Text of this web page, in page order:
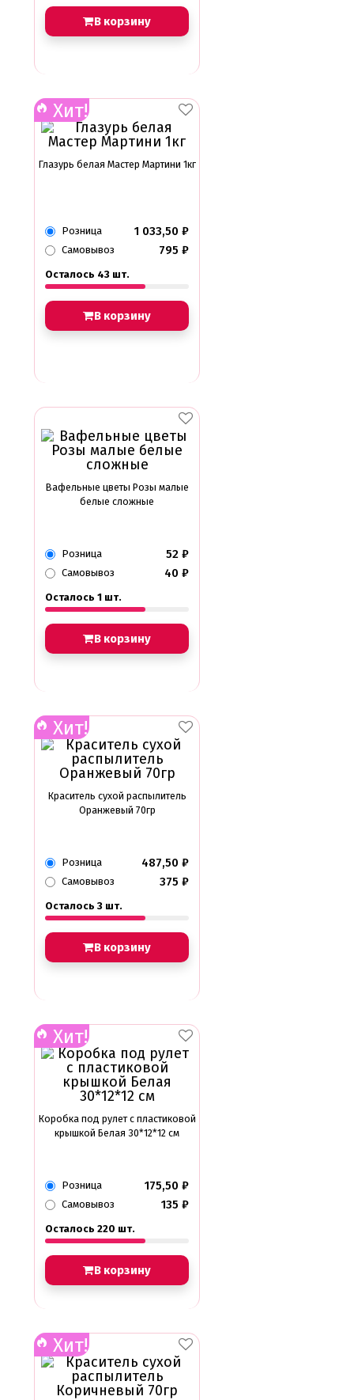
В корзину
Хит!
Глазурь белая Мастер Мартини 1кг
Розница 1 033,50 ₽
Самовывоз 795 ₽
Осталось 43 шт.
В корзину
Вафельные цветы Розы малые
белые сложные
Розница 52 ₽
Самовывоз 40 ₽
Осталось 1 шт.
В корзину
Хит!
Краситель сухой распылитель
Оранжевый 70гр
Розница 487,50 ₽
Самовывоз 375 ₽
Осталось 3 шт.
В корзину
Хит!
Коробка под рулет с пластиковой
крышкой Белая 30*12*12 см
Розница 175,50 ₽
Самовывоз 135 ₽
Осталось 220 шт.
В корзину
Хит!